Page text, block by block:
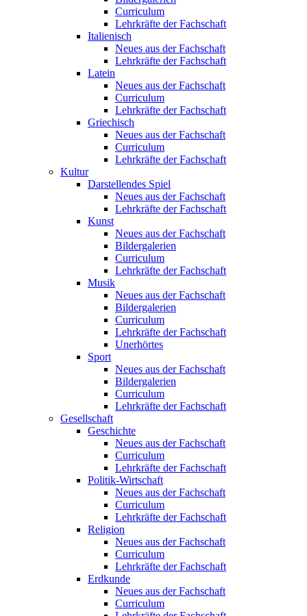
Curriculum
Lehrkräfte der Fachschaft
Italienisch
Neues aus der Fachschaft
Lehrkräfte der Fachschaft
Latein
Neues aus der Fachschaft
Curriculum
Lehrkräfte der Fachschaft
Griechisch
Neues aus der Fachschaft
Curriculum
Lehrkräfte der Fachschaft
Kultur
Darstellendes Spiel
Neues aus der Fachschaft
Lehrkräfte der Fachschaft
Kunst
Neues aus der Fachschaft
Bildergalerien
Curriculum
Lehrkräfte der Fachschaft
Musik
Neues aus der Fachschaft
Bildergalerien
Curriculum
Lehrkräfte der Fachschaft
Unerhörtes
Sport
Neues aus der Fachschaft
Bildergalerien
Curriculum
Lehrkräfte der Fachschaft
Gesellschaft
Geschichte
Neues aus der Fachschaft
Curriculum
Lehrkräfte der Fachschaft
Politik-Wirtschaft
Neues aus der Fachschaft
Curriculum
Lehrkräfte der Fachschaft
Religion
Neues aus der Fachschaft
Curriculum
Lehrkräfte der Fachschaft
Erdkunde
Neues aus der Fachschaft
Curriculum